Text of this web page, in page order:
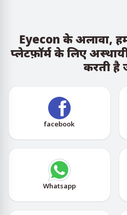
Eyecon के अलावा,
प्लेटफ़ॉर्म के लिए
करती है
facebook
Whatsapp